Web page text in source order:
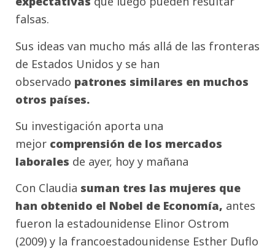
falsas.
Sus ideas van mucho más allá de las fronteras
de Estados Unidos y se han
observado patrones similares en muchos
otros países.
Su investigación aporta una
mejor comprensión de los mercados
laborales de ayer, hoy y mañana
Con Claudia suman tres las mujeres que
han obtenido el Nobel de Economía, antes
fueron la estadounidense Elinor Ostrom
(2009) y la francoestadounidense Esther Duflo